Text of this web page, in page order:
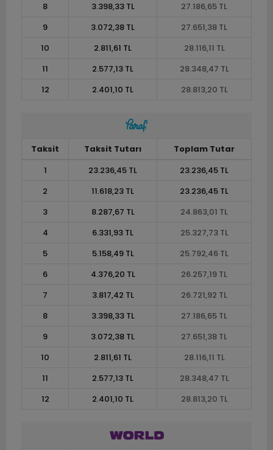
8
3.398,33 TL
27.186,65 TL
9
3.072,38 TL
27.651,38 TL
10
2.811,61 TL
28.116,11 TL
11
2.577,13 TL
28.348,47 TL
12
2.401,10 TL 28.813,20 TL
Taksit Taksit Tutarı
Toplam Tutar
1
23.236,45 TL
23.236,45 TL
2
11.618,23 TL
23.236,45 TL
3
8.287,67 TL
24.863,01 TL
4
6.331,93 TL
25.327,73 TL
5
5.158,49 TL
25.792,46 TL
6
4.376,20 TL
26.257,19 TL
7
3.817,42 TL
26.721,92 TL
8
3.398,33 TL
27.186,65 TL
9
3.072,38 TL
27.651,38 TL
10
2.811,61 TL
28.116,11 TL
11
2.577,13 TL
28.348,47 TL
12
2.401,10 TL 28.813,20 TL